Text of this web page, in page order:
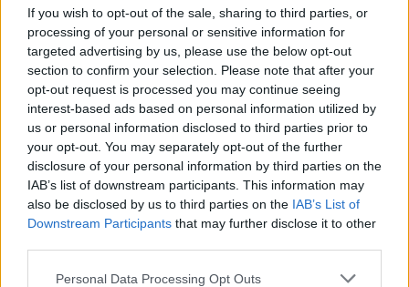
If you wish to opt-out of the sale, sharing to third parties, or
processing of your personal or sensitive information for
targeted advertising by us, please use the below opt-out
section to confirm your selection. Please note that after your
opt-out request is processed you may continue seeing
interest-based ads based on personal information utilized by
us or personal information disclosed to third parties prior to
your opt-out. You may separately opt-out of the further
disclosure of your personal information by third parties on the
IAB’s list of downstream participants. This information may
also be disclosed by us to third parties on the IAB’s List of
Downstream Participants that may further disclose it to other
Please note that this website/app uses one or more Google
Personal Data Processing Opt Outs
dining, a sztenderdek változásai, ételek
újragondolása, akkor feltétlenül érdemes elolvasni
ezt a hihetetlen vitát! Fotó: sajátot nem találtam
meg, lexpress.fr